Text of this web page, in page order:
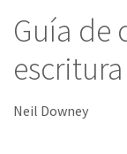
Guía de
escritura
Neil Downey